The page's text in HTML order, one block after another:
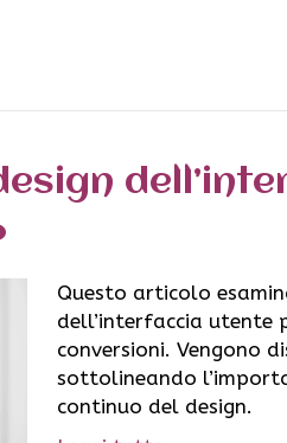
Questo articolo
dell’interfaccia utente
conversioni. Vengono
sottolineando
continuo del design.